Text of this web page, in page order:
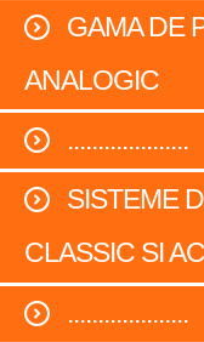
GAMA DE
ANALOGIC
....................
SISTEME
CLASSIC SI
....................